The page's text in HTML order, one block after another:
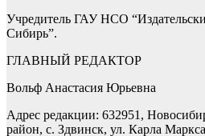
Учредитель ГАУ НСО
Сибирь”.
ГЛАВНЫЙ РЕДАКТОР
Вольф Анастасия Юрьевна
Адрес редакции: 632951,
район, с. Здвинск, ул. Карла